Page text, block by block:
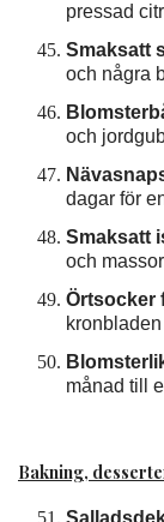
pressad
Smaksatt
och några
och
dagar för
Smaksatt
och
Örtsocker
månad till
Bakning,